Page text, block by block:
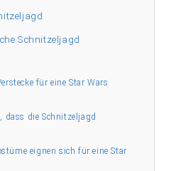
Schnitzeljagd
für eine Star Wars
dass die Schnitzeljagd
eignen sich für eine Star